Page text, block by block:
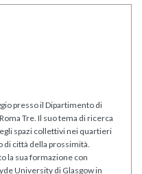
presso il Dipartimento di
Tre. Il suo tema di ricerca
spazi collettivi nei quartieri
città della prossimità.
la sua formazione con
University di Glasgow in